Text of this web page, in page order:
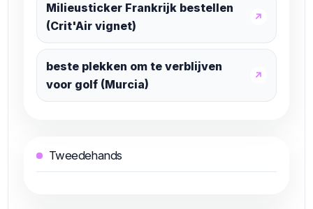
Milieusticker Frankrijk bestellen
(Crit'Air vignet)
↗
beste plekken om te verblijven
voor golf (Murcia)
↗
Tweedehands